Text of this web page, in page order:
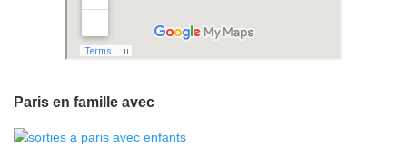
Paris en famille avec